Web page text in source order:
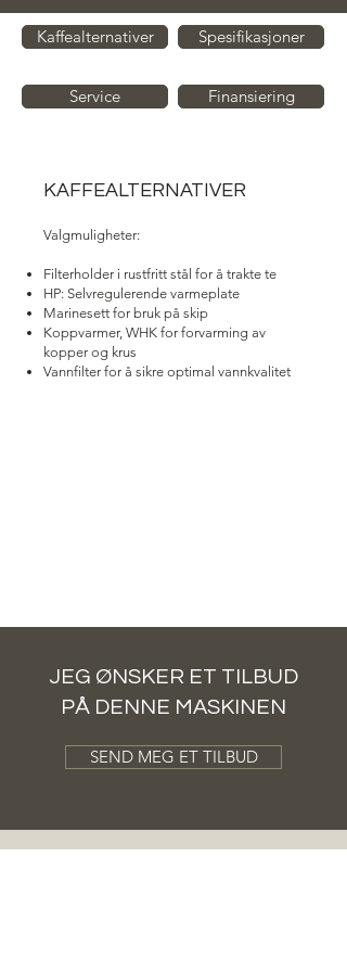
Kaffealternativer Spesifikasjoner
Service Finansiering
KAFFEALTERNATIVER
Valgmuligheter:
Filterholder i rustfritt stål for å trakte te
HP: Selvregulerende varmeplate
Marinesett for bruk på skip
Koppvarmer, WHK for forvarming av
kopper og krus
Vannfilter for å sikre optimal vannkvalitet
JEG ØNSKER ET TILBUD
PÅ DENNE MASKINEN
SEND MEG ET TILBUD